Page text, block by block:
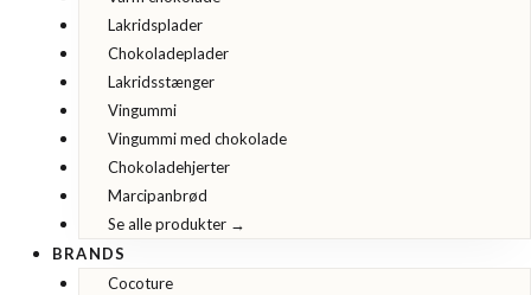
Lakridsplader
Chokoladeplader
Lakridsstænger
Vingummi
Vingummi med chokolade
Chokoladehjerter
Marcipanbrød
Se alle produkter →
BRANDS
Cocoture